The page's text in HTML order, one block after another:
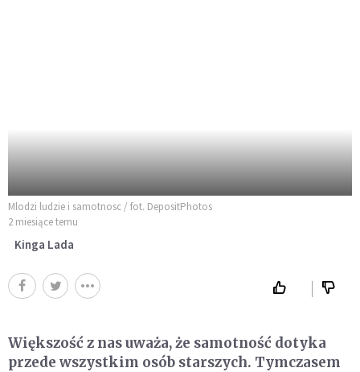
Mlodzi ludzie i samotnosc / fot. DepositPhotos
2 miesiące temu
Kinga Lada
Większość z nas uważa, że samotność dotyka
przede wszystkim osób starszych. Tymczasem